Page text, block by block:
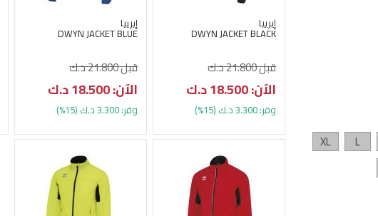
L
XL
إيرييا
DWYN JACKET BLACK
قبل 21.800 د.ك
الآن: 18.500 د.ك
وفر: 3.300 د.ك (15%)
إيرييا
DWYN JACKET BLUE
قبل 21.800 د.ك
الآن: 18.500 د.ك
وفر: 3.300 د.ك (15%)